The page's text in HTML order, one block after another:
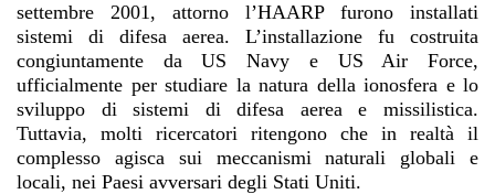
settembre 2001, attorno l’HAARP furono installati
sistemi di difesa aerea. L’installazione fu costruita
congiuntamente da US Navy e US Air Force,
ufficialmente per studiare la natura della ionosfera e lo
sviluppo di sistemi di difesa aerea e missilistica.
Tuttavia, molti ricercatori ritengono che in realtà il
complesso agisca sui meccanismi naturali globali e
locali, nei Paesi avversari degli Stati Uniti.